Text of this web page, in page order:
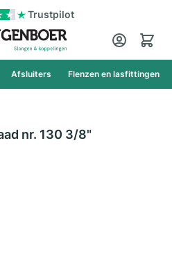
Trustpilot
Cart
Afsluiters Flenzen en lasfittingen
nr. 130 3/8"